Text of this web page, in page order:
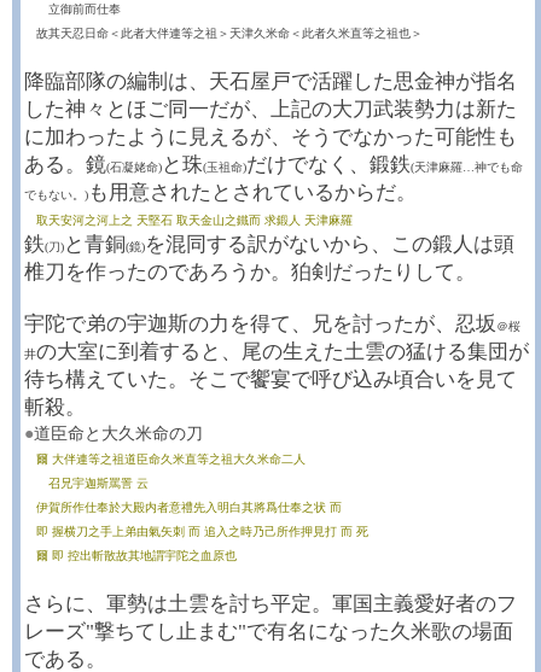
立御前而仕奉
故其天忍日命＜此者大伴連等之祖＞天津久米命＜此者久米直等之祖也＞
降臨部隊の編制は、天石屋戸で活躍した思金神が指名
した神々とほご同一だが、上記の大刀武装勢力は新た
に加わったように見えるが、そうでなかった可能性も
ある。鏡(石凝姥命) と珠(玉祖命)だけでなく、鍛鉄(天津麻羅…神でも命
でもない。) も用意されたとされているからだ。
取天安河之河上之 天堅石 取天金山之鐵而 求鍛人 天津麻羅
鉄(刀) と青銅(鏡)を混同する訳がないから、この鍛人は頭
椎刀を作ったのであろうか。狛剣だったりして。
宇陀で弟の宇迦斯の力を得て、兄を討ったが、忍坂 ＠桜
井の大室に到着すると、尾の生えた土雲の猛ける集団が
待ち構えていた。そこで饗宴で呼び込み頃合いを見て
斬殺。
●道臣命と大久米命の刀
爾 大伴連等之祖道臣命久米直等之祖大久米命二人
召兄宇迦斯罵詈 云
伊賀所作仕奉於大殿内者意禮先入明白其將爲仕奉之状 而
即 握横刀之手上弟由氣矢刺 而 追入之時乃己所作押見打 而 死
爾 即 控出斬散故其地謂宇陀之血原也
さらに、軍勢は土雲を討ち平定。軍国主義愛好者のフ
レーズ"撃ちてし止まむ"で有名になった久米歌の場面
である。